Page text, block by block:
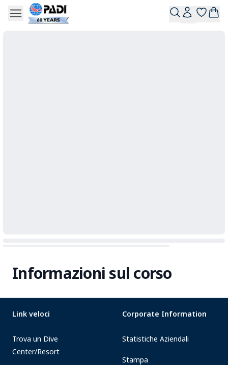
Informazioni sul corso
Link veloci
Trova un Dive
Center/Resort
Corporate Information
Statistiche Aziendali
Stampa